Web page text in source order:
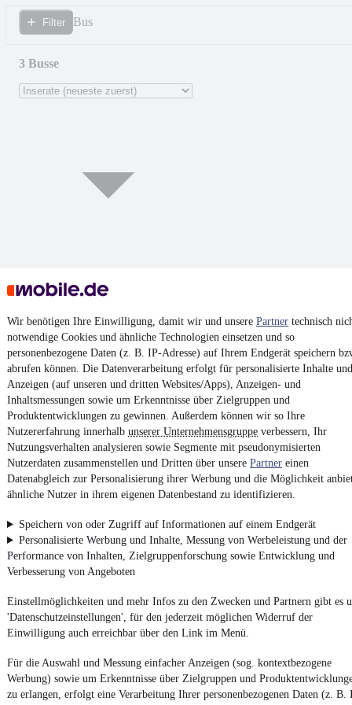
Wir benötigen Ihre Einwilligung, damit wir und unsere Partner technisch
notwendige Cookies und ähnliche Technologien einsetzen und so
personenbezogene Daten (z. B. IP-Adresse) auf Ihrem Endgerät speichern
abrufen können. Die Datenverarbeitung erfolgt für personalisierte Inhalte und
Anzeigen (auf unseren und dritten Websites/Apps), Anzeigen- und
Inhaltsmessungen sowie um Erkenntnisse über Zielgruppen und
Produktentwicklungen zu gewinnen. Außerdem können wir so Ihre
Nutzererfahrung innerhalb unserer Unternehmensgruppe verbessern, Ihr
Nutzungsverhalten analysieren sowie Segmente mit pseudonymisierten
Nutzerdaten zusammenstellen und Dritten über unsere Partner einen
Datenabgleich zur Personalisierung ihrer Werbung und die Möglichkeit
ähnliche Nutzer in ihrem eigenen Datenbestand zu identifizieren.
Speichern von oder Zugriff auf Informationen auf einem Endgerät
Personalisierte Werbung und Inhalte, Messung von Werbeleistung und der
Performance von Inhalten, Zielgruppenforschung sowie Entwicklung und
Verbesserung von Angeboten
Einstellmöglichkeiten und mehr Infos zu den Zwecken und Partnern gibt es
'Datenschutzeinstellungen', für den jederzeit möglichen Widerruf der
Einwilligung auch erreichbar über den Link im Menü.
Für die Auswahl und Messung einfacher Anzeigen (sog. kontextbezogene
Werbung) sowie um Erkenntnisse über Zielgruppen und
zu erlangen, erfolgt eine Verarbeitung Ihrer personenbezogenen Daten (z. B.
Filter Bus
3 Busse
L/deutsches Fahrzeug
12.605 € (Netto)¹
15.000 € (Brutto)
Finanzierung ab 160 € mtl.
Überlandbus•66 Sitze•EZ 01/2006•854.155 km•
260 kW (354 PS)• Diesel
Kontakt
12.840 € (Netto)¹
15.280 € (Brutto)
Kleinbus•14 Sitze•EZ 05/2008 •300.000 km
NEUMAN A23